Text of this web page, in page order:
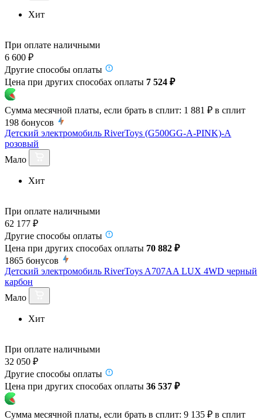
Хит
При оплате наличными
6 600 ₽
Другие способы оплаты
Цена при других способах оплаты 7 524 ₽
Сумма месячной платы, если брать в сплит: 1 881 ₽ в сплит
198 бонусов
Детский электромобиль RiverToys (G500GG-A-PINK)-A
розовый
Мало
Хит
При оплате наличными
62 177 ₽
Другие способы оплаты
Цена при других способах оплаты 70 882 ₽
1865 бонусов
Детский электромобиль RiverToys A707AA LUX 4WD черный
карбон
Мало
Хит
При оплате наличными
32 050 ₽
Другие способы оплаты
Цена при других способах оплаты 36 537 ₽
Сумма месячной платы, если брать в сплит: 9 135 ₽ в сплит